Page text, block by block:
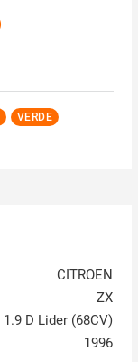
VERDE
CITROEN
ZX
1.9 D Lider (68CV)
1996